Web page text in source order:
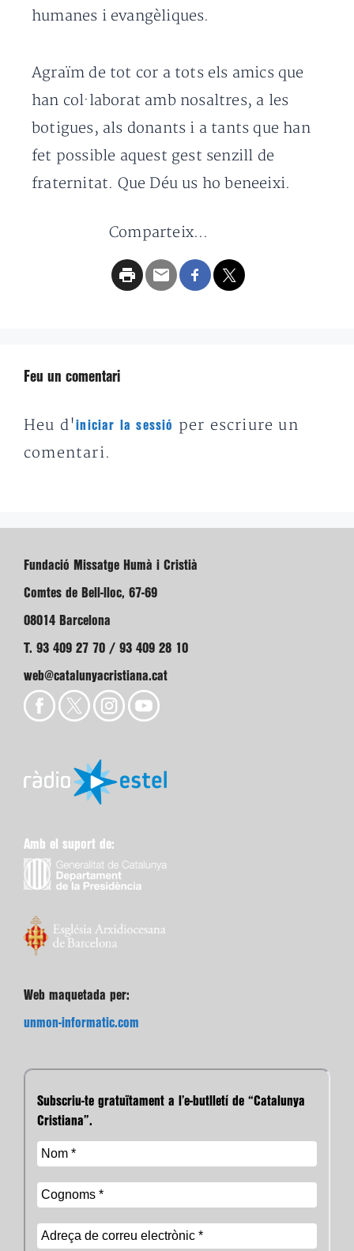
humanes i evangèliques.
Agraïm de tot cor a tots els amics que
han col·laborat amb nosaltres, a les
botigues, als donants i a tants que han
fet possible aquest gest senzill de
fraternitat. Que Déu us ho beneeixi.
Comparteix...
Feu un comentari
Heu d'iniciar la sessió
per escriure un
comentari.
Fundació Missatge Humà i Cristià
Comtes de Bell-lloc, 67-69
08014 Barcelona
T. 93 409 27 70 / 93 409 28 10
web@catalunyacristiana.cat
Amb el suport de:
Web maquetada per:
unmon-informatic.com
Subscriu-te gratuïtament a l’e-butlletí de “Catalunya
Cristiana”.